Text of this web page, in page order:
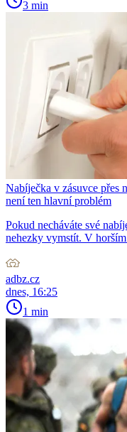
3 min
Nabíječka v zásuvce přes
není ten hlavní problém
Pokud necháváte své
nehezky vymstít. V
adbz.cz
dnes, 16:25
1 min